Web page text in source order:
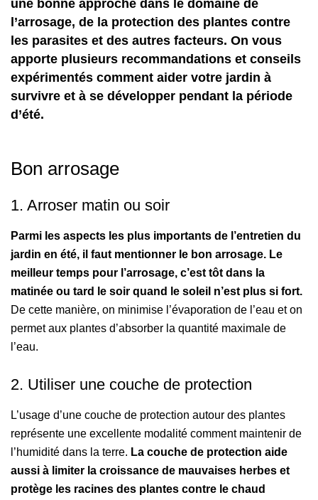
une bonne approche dans le domaine de
l’arrosage, de la protection des plantes contre
les parasites et des autres facteurs. On vous
apporte plusieurs recommandations et conseils
expérimentés comment aider votre jardin à
survivre et à se développer pendant la période
d’été.
Bon arrosage
1. Arroser matin ou soir
Parmi les aspects les plus importants de l’entretien du
jardin en été, il faut mentionner le bon arrosage. Le
meilleur temps pour l’arrosage, c’est tôt dans la
matinée ou tard le soir quand le soleil n’est plus si fort.
De cette manière, on minimise l’évaporation de l’eau et on
permet aux plantes d’absorber la quantité maximale de
l’eau.
2. Utiliser une couche de protection
L’usage d’une couche de protection autour des plantes
représente une excellente modalité comment maintenir de
l’humidité dans la terre. La couche de protection aide
aussi à limiter la croissance de mauvaises herbes et
protège les racines des plantes contre le chaud